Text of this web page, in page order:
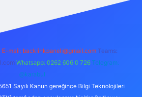
E-mail: backlinkpaneli@gmail.com Teams:
Whatsapp: 0262 606 0 726 Telegram:
@karabul
Sayılı Kanun gereğince Bilgi Teknolojileri